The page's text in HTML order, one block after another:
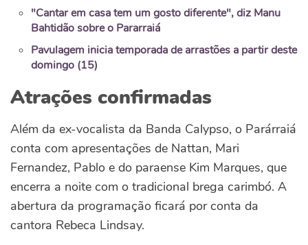
"Cantar em casa tem um gosto diferente", diz Manu
Bahtidão sobre o Pararraiá
Pavulagem inicia temporada de arrastões a partir deste
domingo (15)
Atrações confirmadas
Além da ex-vocalista da Banda Calypso, o Parárraiá
conta com apresentações de Nattan, Mari
Fernandez, Pablo e do paraense Kim Marques, que
encerra a noite com o tradicional brega carimbó. A
abertura da programação ficará por conta da
cantora Rebeca Lindsay.